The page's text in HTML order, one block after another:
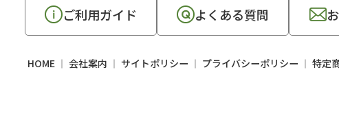
ご利用ガイド よくある質問
HOME 会社案内 サイトポリシー プライバシーポリシー 特定